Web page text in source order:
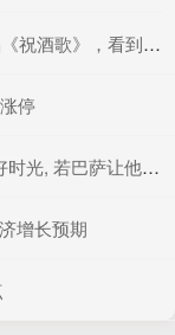
到李先念站起身：坏了
停
让他留队我想他会接受
增长预期